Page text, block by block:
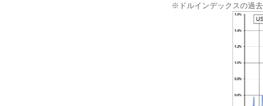
※ドルインデックスの過